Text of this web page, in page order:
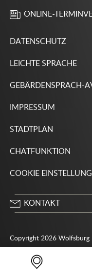
ONLINE-
DATENSCHUTZ
LEICHTE SPRACHE
GEBÄRDENSPRACH-
IMPRESSUM
STADTPLAN
CHATFUNKTION
COOKIE
KONTAKT
38440 Wolfsburg
05361 28-1234
Copyright 2026 Wolfsburg